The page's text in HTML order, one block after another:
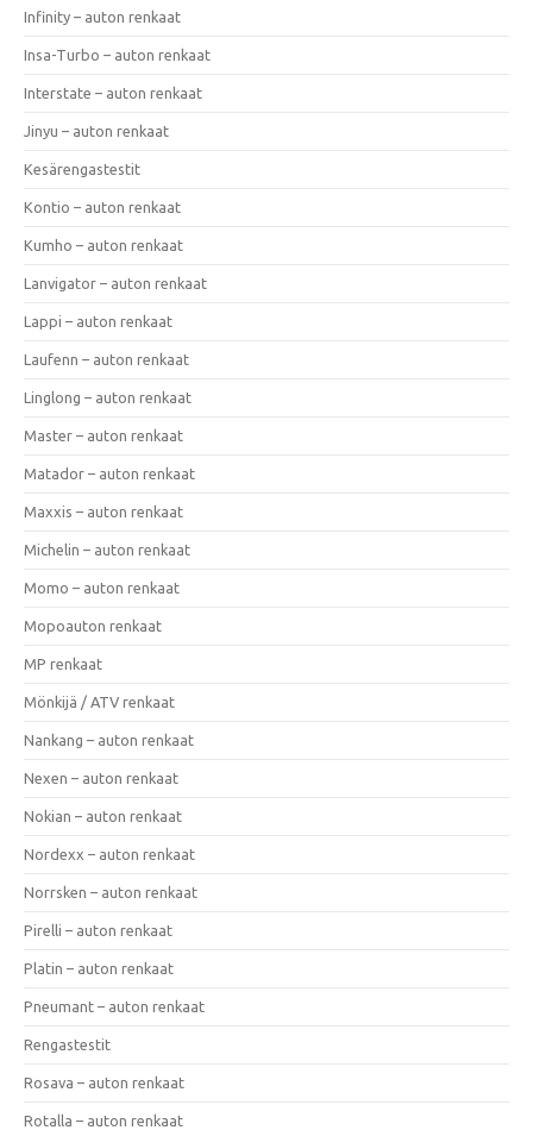
Infinity – auton renkaat
Insa-Turbo – auton renkaat
Interstate – auton renkaat
Jinyu – auton renkaat
Kesärengastestit
Kontio – auton renkaat
Kumho – auton renkaat
Lanvigator – auton renkaat
Lappi – auton renkaat
Laufenn – auton renkaat
Linglong – auton renkaat
Master – auton renkaat
Matador – auton renkaat
Maxxis – auton renkaat
Michelin – auton renkaat
Momo – auton renkaat
Mopoauton renkaat
MP renkaat
Mönkijä / ATV renkaat
Nankang – auton renkaat
Nexen – auton renkaat
Nokian – auton renkaat
Nordexx – auton renkaat
Norrsken – auton renkaat
Pirelli – auton renkaat
Platin – auton renkaat
Pneumant – auton renkaat
Rengastestit
Rosava – auton renkaat
Rotalla – auton renkaat